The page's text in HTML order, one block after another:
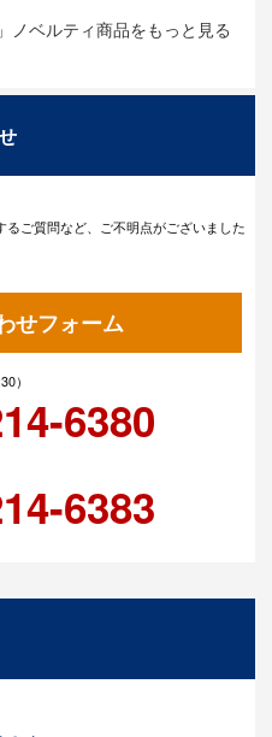
ノベルティ商品をもっと見る
るご質問など、ご不明点がございました
せフォーム
）
6380
6383